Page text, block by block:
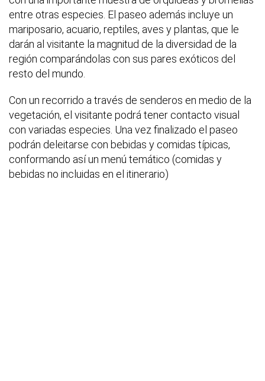
entre otras especies. El paseo además incluye un
mariposario, acuario, reptiles, aves y plantas, que le
darán al visitante la magnitud de la diversidad de la
región comparándolas con sus pares exóticos del
resto del mundo.
Con un recorrido a través de senderos en medio de la
vegetación, el visitante podrá tener contacto visual
con variadas especies. Una vez finalizado el paseo
podrán deleitarse con bebidas y comidas típicas,
conformando así un menú temático (comidas y
bebidas no incluidas en el itinerario)